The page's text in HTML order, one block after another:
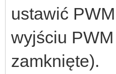
ustawić
wyjściu
zamknięte).